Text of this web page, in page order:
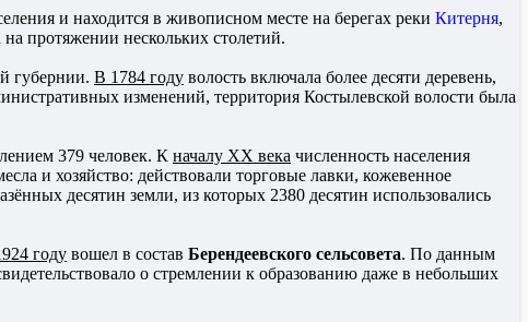
и находится в живописном месте на берегах реки Китерня,
протяжении нескольких столетий.
губернии. В 1784 году волость включала более десяти деревень,
изменений, территория Костылевской волости была
379 человек. К началу XX века численность населения
и хозяйство: действовали торговые лавки, кожевенное
десятин земли, из которых 2380 десятин использовались
году вошел в состав Берендеевского сельсовета. По данным
о стремлении к образованию даже в небольших